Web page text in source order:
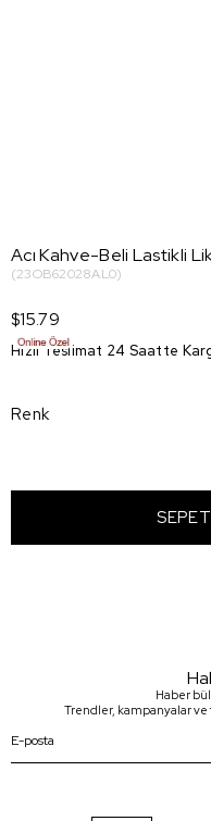
Acı Kahve-Beli Lastikli
(23OB62028AL0)
$15.79
Hızlı Teslimat 24 Saatte
Renk
Haber
Trendler, kampanyalar ve